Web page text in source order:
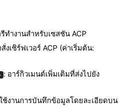
ทำงานสำหรับเซสชัน ACP
งเซิร์ฟเวอร์ ACP (ค่าเริ่มต้น:
: อาร์กิวเมนต์เพิ่มเติมที่ส่งไปยัง
ช้งานการบันทึกข้อมูลโดยละเอียดบน